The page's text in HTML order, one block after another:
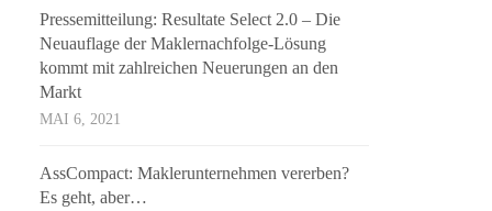
Pressemitteilung: Resultate Select 2.0 – Die
Neuauflage der Maklernachfolge-Lösung
kommt mit zahlreichen Neuerungen an den
Markt
MAI 6, 2021
AssCompact: Maklerunternehmen vererben?
Es geht, aber…